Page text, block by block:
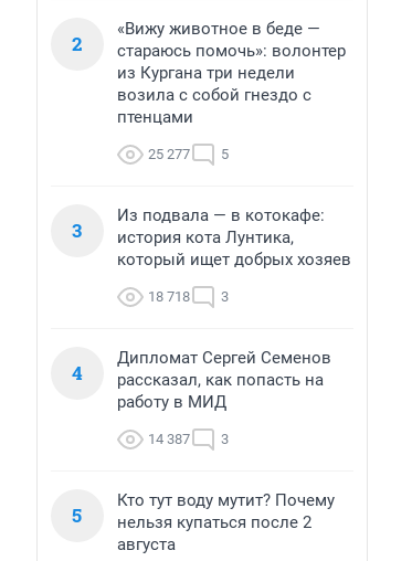
2
«Вижу животное в беде —
стараюсь помочь»: волонтер
из Кургана три недели
возила с собой гнездо с
птенцами
25 277 5
3
Из подвала — в котокафе:
история кота Лунтика,
который ищет добрых хозяев
18 718 3
4
Дипломат Сергей Семенов
рассказал, как попасть на
работу в МИД
14 387 3
5
Кто тут воду мутит? Почему
нельзя купаться после 2
августа